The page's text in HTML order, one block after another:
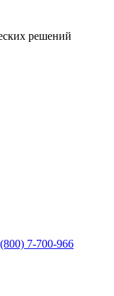
решений
7-700-966